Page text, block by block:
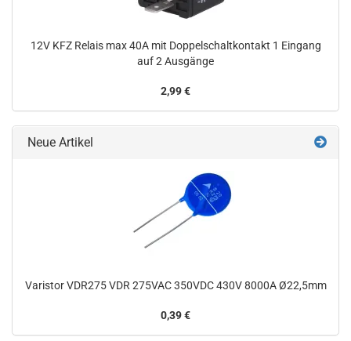
12V KFZ Relais max 40A mit Doppelschaltkontakt 1 Eingang
auf 2 Ausgänge
2,99 €
Neue Artikel
Varistor VDR275 VDR 275VAC 350VDC 430V 8000A Ø22,5mm
0,39 €